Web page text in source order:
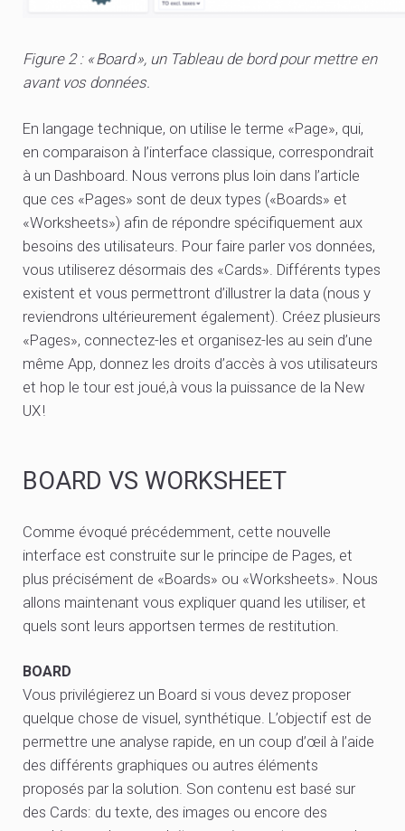
Figure 2 : « Board », un Tableau de bord pour mettre en
avant vos données.
En langage technique, on utilise le terme «Page», qui,
en comparaison à l’interface classique, correspondrait
à un Dashboard. Nous verrons plus loin dans l’article
que ces «Pages» sont de deux types («Boards» et
«Worksheets») afin de répondre spécifiquement aux
besoins des utilisateurs. Pour faire parler vos données,
vous utiliserez désormais des «Cards». Différents types
existent et vous permettront d’illustrer la data (nous y
reviendrons ultérieurement également). Créez plusieurs
«Pages», connectez-les et organisez-les au sein d’une
même App, donnez les droits d’accès à vos utilisateurs
et hop le tour est joué,à vous la puissance de la New
UX !
BOARD VS WORKSHEET
Comme évoqué précédemment, cette nouvelle
interface est construite sur le principe de Pages, et
plus précisément de «Boards» ou «Worksheets». Nous
allons maintenant vous expliquer quand les utiliser, et
quels sont leurs apportsen termes de restitution.
BOARD
Vous privilégierez un Board si vous devez proposer
quelque chose de visuel, synthétique. L’objectif est de
permettre une analyse rapide, en un coup d’œil à l’aide
des différents graphiques ou autres éléments
proposés par la solution. Son contenu est basé sur
des Cards: du texte, des images ou encore des